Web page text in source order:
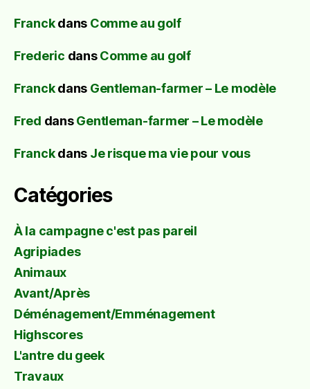
Franckdans Comme au golf
Frederic dansComme au golf
Franckdans Gentleman-farmer – Le modèle
Fred dansGentleman-farmer – Le modèle
Franckdans Je risque ma vie pour vous
Catégories
À la campagne c'est pas pareil
Agripiades
Animaux
Avant/Après
Déménagement/Emménagement
Highscores
L'antre du geek
Travaux